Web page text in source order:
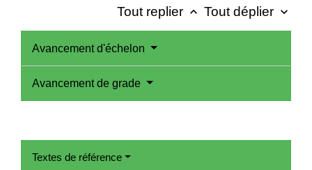
Tout replier keyboard_arrow_up Tout déplier keyboard_arrow_down
Avancement d'échelon
Avancement de grade
Textes de référence